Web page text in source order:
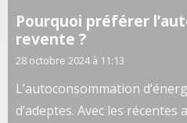
Pourquoi préférer
revente ?
28 octobre 2024 à 11:13
L’autoconsommation
d’adeptes. Avec les